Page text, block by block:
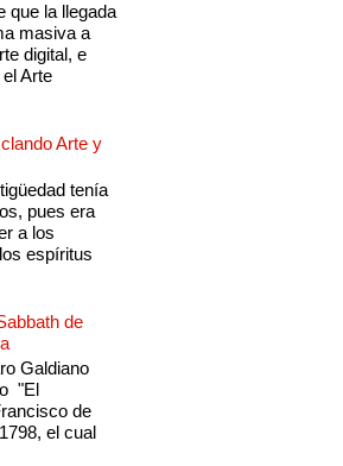
que la llegada
masiva a
digital, e
Arte
Arte y
tenía
pues era
a los
espíritus
de
Galdiano
"El
de
el cual